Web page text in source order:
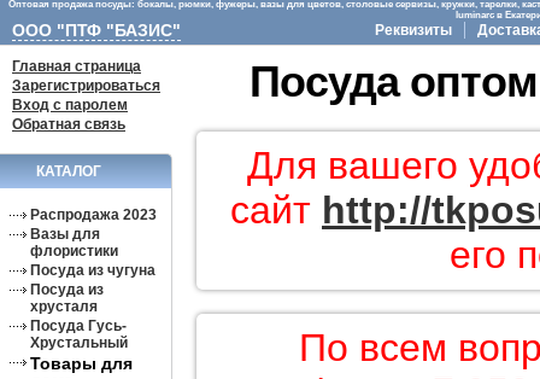
Оптовая продажа посуды: бокалы, рюмки, фужеры, вазы для цветов, столовые сервизы, кружки, тарелки,
luminarc в
ООО "ПТФ "БАЗИС" Реквизиты
Главная страница
Зарегистрироваться
Вход с паролем
Обратная связь
КАТАЛОГ
Распродажа 2023
Вазы для
флористики
Посуда из чугуна
Посуда из
хрусталя
Посуда Гусь-
Хрустальный
Товары для
Посуда
Для вашего
сайт http://
его
По всем